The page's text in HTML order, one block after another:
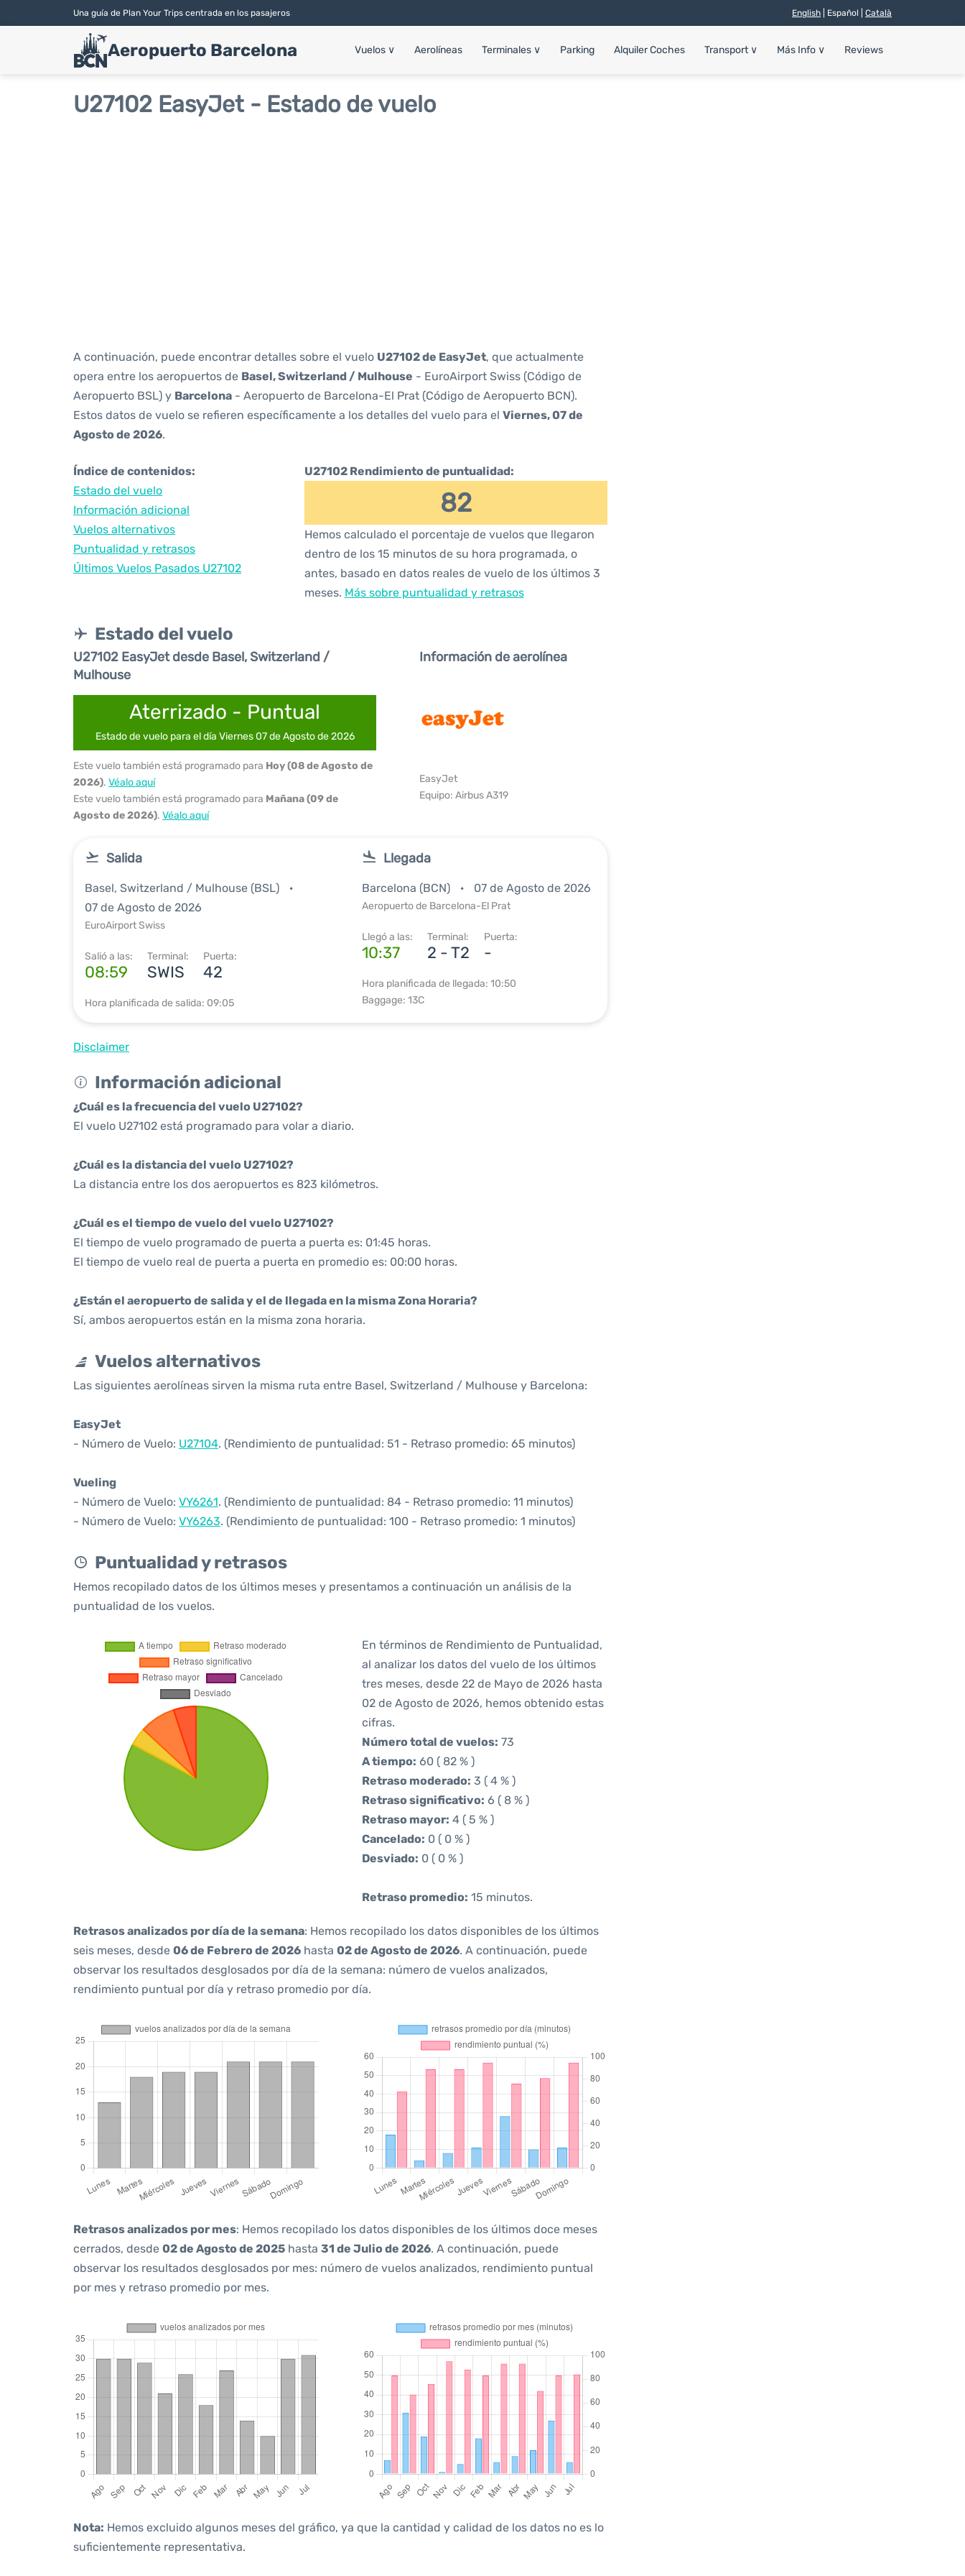
Una guía de Plan Your Trips centrada en los pasajeros English | Español | Català
Aeropuerto Barcelona Vuelos ∨ Aerolíneas Terminales ∨ Parking Alquiler Coches Transport ∨ Más Info ∨ Reviews
U27102 EasyJet - Estado de vuelo
A continuación, puede encontrar detalles sobre el vuelo U27102 de EasyJet, que actualmente
opera entre los aeropuertos de Basel, Switzerland / Mulhouse - EuroAirport Swiss (Código de
Aeropuerto BSL) y Barcelona - Aeropuerto de Barcelona-El Prat (Código de Aeropuerto BCN).
Estos datos de vuelo se refieren específicamente a los detalles del vuelo para el Viernes, 07 de
Agosto de 2026.
Índice de contenidos:
Estado del vuelo
Información adicional
Vuelos alternativos
Puntualidad y retrasos
Últimos Vuelos Pasados U27102
U27102 Rendimiento de puntualidad:
82
Hemos calculado el porcentaje de vuelos que llegaron
dentro de los 15 minutos de su hora programada, o
antes, basado en datos reales de vuelo de los últimos 3
meses. Más sobre puntualidad y retrasos
Estado del vuelo
U27102 EasyJet desde Basel, Switzerland /
Mulhouse
Aterrizado - Puntual
Estado de vuelo para el día Viernes 07 de Agosto de 2026
Este vuelo también está programado para Hoy (08 de Agosto de
2026). Véalo aquí
Este vuelo también está programado para Mañana (09 de
Agosto de 2026). Véalo aquí
Información de aerolínea
EasyJet
Equipo: Airbus A319
Salida
Basel, Switzerland / Mulhouse (BSL)
07 de Agosto de 2026
EuroAirport Swiss
Salió a las:
08:59
Terminal:
SWIS
Puerta:
42
Hora planificada de salida: 09:05
Llegada
Barcelona (BCN) 07 de Agosto de 2026
Aeropuerto de Barcelona-El Prat
Llegó a las:
10:37
Terminal:
2 - T2
Puerta:
-
Hora planificada de llegada: 10:50
Baggage: 13C
Disclaimer
Información adicional
¿Cuál es la frecuencia del vuelo U27102?
El vuelo U27102 está programado para volar a diario.
¿Cuál es la distancia del vuelo U27102?
La distancia entre los dos aeropuertos es 823 kilómetros.
¿Cuál es el tiempo de vuelo del vuelo U27102?
El tiempo de vuelo programado de puerta a puerta es: 01:45 horas.
El tiempo de vuelo real de puerta a puerta en promedio es: 00:00 horas.
¿Están el aeropuerto de salida y el de llegada en la misma Zona Horaria?
Sí, ambos aeropuertos están en la misma zona horaria.
Vuelos alternativos
Las siguientes aerolíneas sirven la misma ruta entre Basel, Switzerland / Mulhouse y Barcelona:
EasyJet
- Número de Vuelo: U27104. (Rendimiento de puntualidad: 51 - Retraso promedio: 65 minutos)
Vueling
- Número de Vuelo: VY6261. (Rendimiento de puntualidad: 84 - Retraso promedio: 11 minutos)
- Número de Vuelo: VY6263. (Rendimiento de puntualidad: 100 - Retraso promedio: 1 minutos)
Puntualidad y retrasos
Hemos recopilado datos de los últimos meses y presentamos a continuación un análisis de la
puntualidad de los vuelos.
En términos de Rendimiento de Puntualidad,
al analizar los datos del vuelo de los últimos
tres meses, desde 22 de Mayo de 2026 hasta
02 de Agosto de 2026, hemos obtenido estas
cifras.
Número total de vuelos: 73
A tiempo: 60 ( 82 % )
Retraso moderado: 3 ( 4 % )
Retraso significativo: 6 ( 8 % )
Retraso mayor: 4 ( 5 % )
Cancelado: 0 ( 0 % )
Desviado: 0 ( 0 % )
Retraso promedio: 15 minutos.
Retrasos analizados por día de la semana: Hemos recopilado los datos disponibles de los últimos
seis meses, desde 06 de Febrero de 2026 hasta 02 de Agosto de 2026. A continuación, puede
observar los resultados desglosados por día de la semana: número de vuelos analizados,
rendimiento puntual por día y retraso promedio por día.
Retrasos analizados por mes: Hemos recopilado los datos disponibles de los últimos doce meses
cerrados, desde 02 de Agosto de 2025 hasta 31 de Julio de 2026. A continuación, puede
observar los resultados desglosados por mes: número de vuelos analizados, rendimiento puntual
por mes y retraso promedio por mes.
Nota: Hemos excluido algunos meses del gráfico, ya que la cantidad y calidad de los datos no es lo
suficientemente representativa.